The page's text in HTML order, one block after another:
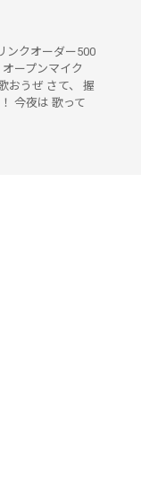
ンクオーダー500
ープンマイク
おうぜ さて、 握
今夜は 歌って